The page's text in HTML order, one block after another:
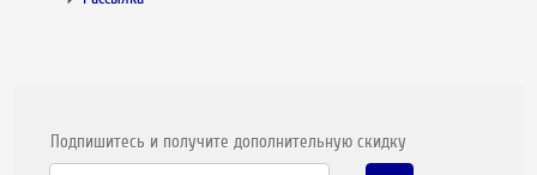
Подпишитесь и получите дополнительную скидку